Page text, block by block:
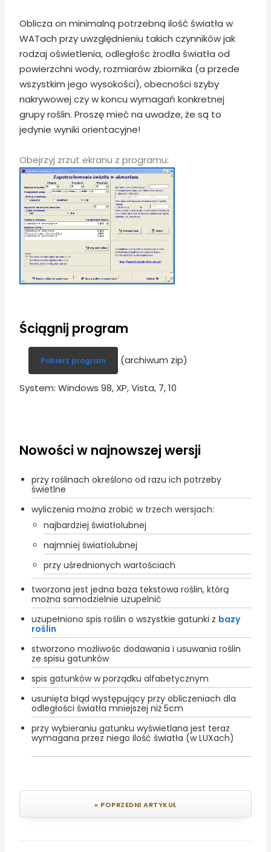
Oblicza on minimalną potrzebną ilość światła w
WATach przy uwzględnieniu takich czynników jak
rodzaj oświetlenia, odległośc żrodła światła od
powierzchni wody, rozmiarów zbiornika (a przede
wszystkim jego wysokości), obecności szyby
nakrywowej czy w koncu wymagań konkretnej
grupy roślin. Proszę mieć na uwadze, że są to
jedynie wyniki orientacyjne!
Obejrzyj zrzut ekranu z programu:
Ściągnij program
Pobierz program (archiwum zip)
System: Windows 98, XP, Vista, 7, 10
Nowości w najnowszej wersji
przy roślinach określono od razu ich potrzeby
świetlne
wyliczenia można zrobić w trzech wersjach:
najbardziej światłolubnej
najmniej światłolubnej
przy uśrednionych wartościach
tworzona jest jedna baza tekstowa roślin, którą
można samodzielnie uzupelnić
uzupełniono spis roślin o wszystkie gatunki z bazy
roślin
stworzono możliwośc dodawania i usuwania roślin
ze spisu gatunków
spis gatunków w porządku alfabetycznym
usunięta błąd występujący przy obliczeniach dla
odległości światła mniejszej niż 5cm
przy wybieraniu gatunku wyświetlana jest teraz
wymagana przez niego ilość światła (w LUXach)
« POPRZEDNI ARTYKUŁ